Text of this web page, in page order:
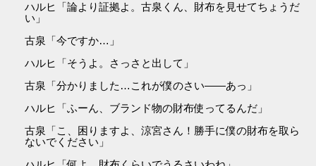
ハルヒ「論より証拠よ。古泉くん、財布を見せてちょうだ
い」
古泉「今ですか…」
ハルヒ「そうよ。さっさと出して」
古泉「分かりました…これが僕のさい――あっ」
ハルヒ「ふーん、ブランド物の財布使ってるんだ」
古泉「こ、困りますよ、涼宮さん！勝手に僕の財布を取ら
ないでください」